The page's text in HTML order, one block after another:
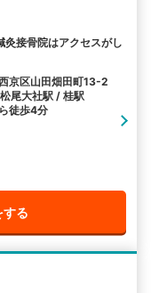
接骨院はアクセスがし
京区山田畑田町13-2
尾大社駅 / 桂駅
徒歩4分
する